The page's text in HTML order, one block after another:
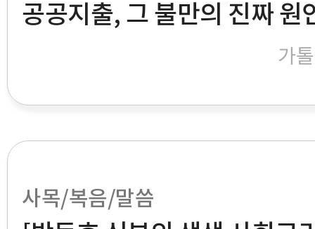
공공지출, 그 불만의 진짜 원
가
사목/복음/말씀